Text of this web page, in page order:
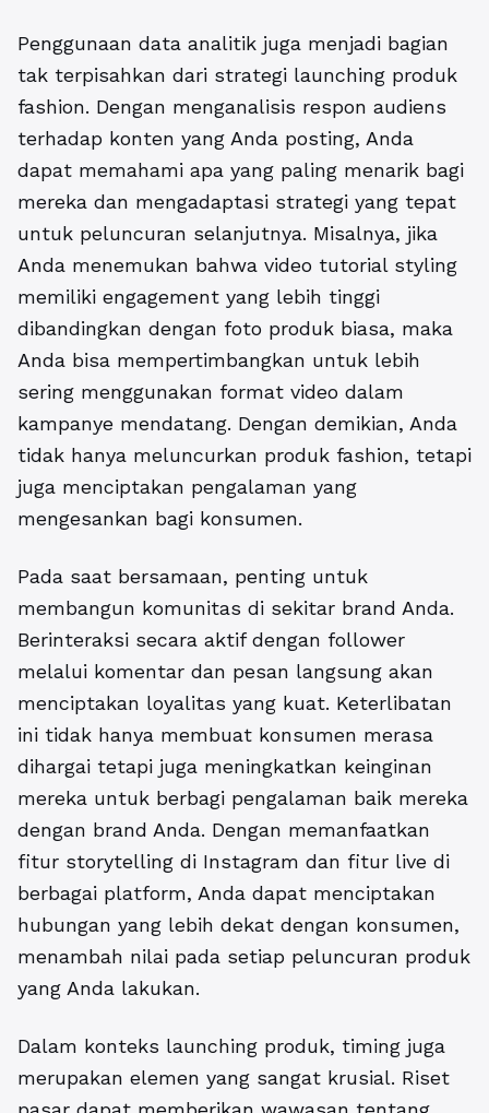
Penggunaan data analitik juga menjadi bagian
tak terpisahkan dari strategi launching produk
fashion. Dengan menganalisis respon audiens
terhadap konten yang Anda posting, Anda
dapat memahami apa yang paling menarik bagi
mereka dan mengadaptasi strategi yang tepat
untuk peluncuran selanjutnya. Misalnya, jika
Anda menemukan bahwa video tutorial styling
memiliki engagement yang lebih tinggi
dibandingkan dengan foto produk biasa, maka
Anda bisa mempertimbangkan untuk lebih
sering menggunakan format video dalam
kampanye mendatang. Dengan demikian, Anda
tidak hanya meluncurkan produk fashion, tetapi
juga menciptakan pengalaman yang
mengesankan bagi konsumen.
Pada saat bersamaan, penting untuk
membangun komunitas di sekitar brand Anda.
Berinteraksi secara aktif dengan follower
melalui komentar dan pesan langsung akan
menciptakan loyalitas yang kuat. Keterlibatan
ini tidak hanya membuat konsumen merasa
dihargai tetapi juga meningkatkan keinginan
mereka untuk berbagi pengalaman baik mereka
dengan brand Anda. Dengan memanfaatkan
fitur storytelling di Instagram dan fitur live di
berbagai platform, Anda dapat menciptakan
hubungan yang lebih dekat dengan konsumen,
menambah nilai pada setiap peluncuran produk
yang Anda lakukan.
Dalam konteks launching produk, timing juga
merupakan elemen yang sangat krusial. Riset